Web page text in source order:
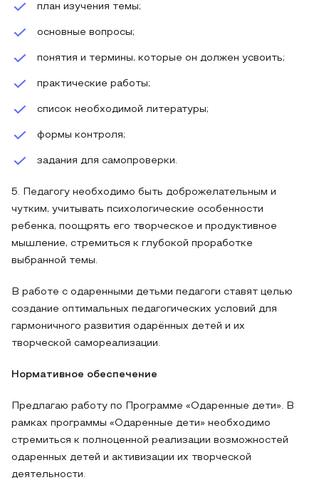
план изучения темы;
основные вопросы;
понятия и термины, которые он должен усвоить;
практические работы;
список необходимой литературы;
формы контроля;
задания для самопроверки.
5. Педагогу необходимо быть доброжелательным и
чутким, учитывать психологические особенности
ребенка, поощрять его творческое и продуктивное
мышление, стремиться к глубокой проработке
выбранной темы.
В работе с одаренными детьми педагоги ставят целью
создание оптимальных педагогических условий для
гармоничного развития одарённых детей и их
творческой самореализации.
Нормативное обеспечение
Предлагаю работу по Программе «Одаренные дети». В
рамках программы «Одаренные дети» необходимо
стремиться к полноценной реализации возможностей
одаренных детей и активизации их творческой
деятельности.